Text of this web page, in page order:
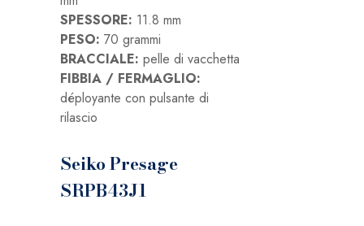
SPESSORE: 11.8 mm
PESO: 70 grammi
BRACCIALE: pelle di vacchetta
FIBBIA / FERMAGLIO:
déployante con pulsante di
rilascio
Seiko Presage
SRPB43J1